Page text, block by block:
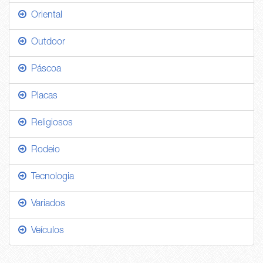
Oriental
Outdoor
Páscoa
Placas
Religiosos
Rodeio
Tecnologia
Variados
Veículos